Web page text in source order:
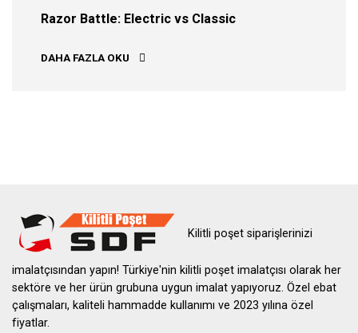
Razor Battle: Electric vs Classic
DAHA FAZLA OKU RAZOR BATTLE: ELECTRIC VS CLASSIC
Kilitli poşet siparişlerinizi
imalatçısından yapın! Türkiye'nin kilitli poşet imalatçısı olarak her
sektöre ve her ürün grubuna uygun imalat yapıyoruz. Özel ebat
çalışmaları, kaliteli hammadde kullanımı ve 2023 yılına özel
fiyatlar.